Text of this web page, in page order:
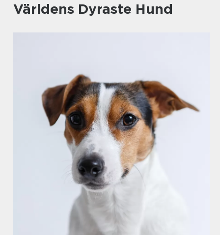
Världens Dyraste Hund